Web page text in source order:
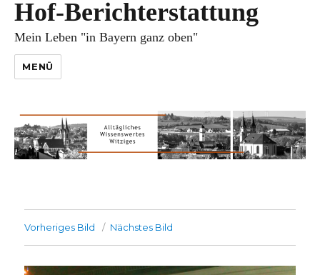
Hof-Berichterstattung
Mein Leben "in Bayern ganz oben"
MENÜ
Vorheriges Bild Nächstes Bild